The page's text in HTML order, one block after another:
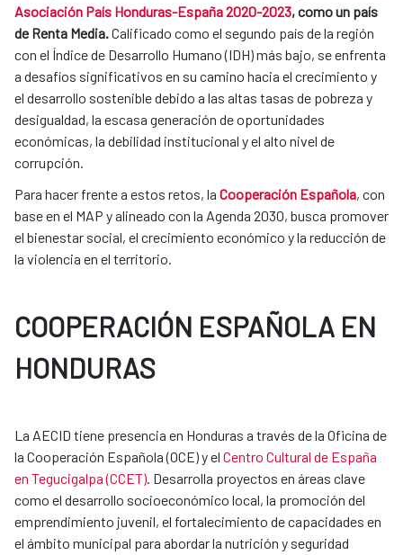
Asociación País Honduras-España 2020-2023, como un país
de Renta Media.Calificado como el segundo país de la región
con el Índice de Desarrollo Humano (IDH) más bajo, se enfrenta
a desafíos significativos en su camino hacia el crecimiento y
el desarrollo sostenible debido a las altas tasas de pobreza y
desigualdad, la escasa generación de oportunidades
económicas, la debilidad institucional y el alto nivel de
corrupción.
Para hacer frente a estos retos, la Cooperación Española, con
base en el MAP y alineado con la Agenda 2030, busca promover
el bienestar social, el crecimiento económico y la reducción de
la violencia en el territorio.
COOPERACIÓN ESPAÑOLA EN
HONDURAS
La AECID tiene presencia en Honduras a través de la Oficina de
la Cooperación Española (OCE) y el Centro Cultural de España
en Tegucigalpa (CCET). Desarrolla proyectos en áreas clave
como el desarrollo socioeconómico local, la promoción del
emprendimiento juvenil, el fortalecimiento de capacidades en
el ámbito municipal para abordar la nutrición y seguridad